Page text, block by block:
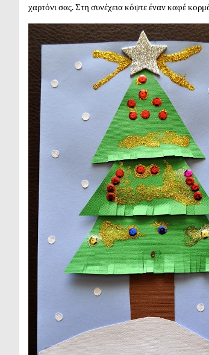
χαρτόνι σας. Στη συνέχεια κόψτε έναν καφέ